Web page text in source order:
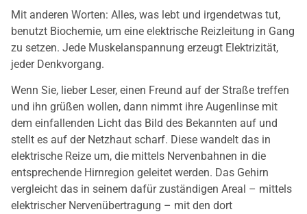
Mit anderen Worten: Alles, was lebt und irgendetwas tut,
benutzt Biochemie, um eine elektrische Reizleitung in Gang
zu setzen. Jede Muskelanspannung erzeugt Elektrizität,
jeder Denkvorgang.
Wenn Sie, lieber Leser, einen Freund auf der Straße treffen
und ihn grüßen wollen, dann nimmt ihre Augenlinse mit
dem einfallenden Licht das Bild des Bekannten auf und
stellt es auf der Netzhaut scharf. Diese wandelt das in
elektrische Reize um, die mittels Nervenbahnen in die
entsprechende Hirnregion geleitet werden. Das Gehirn
vergleicht das in seinem dafür zuständigen Areal – mittels
elektrischer Nervenübertragung – mit den dort